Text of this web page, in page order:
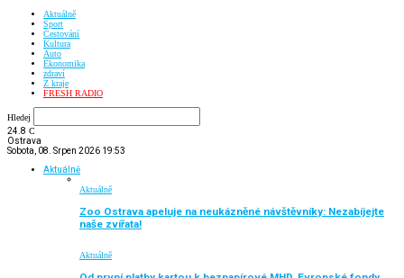
Aktuálně
Sport
Cestování
Kultura
Auto
Ekonomika
zdraví
Z kraje
FRESH RADIO
Hledej
24.8 C
Ostrava
Sobota, 08. Srpen 2026 19:53
Aktuálně
Aktuálně
Zoo Ostrava apeluje na neukázněné návštěvníky: Nezabíjejte
naše zvířata!
Aktuálně